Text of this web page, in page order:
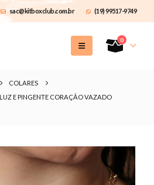
sac@kitboxclub.com.br (19) 99517-9749
0
COLARES
E PINGENTE CORAÇÃO VAZADO